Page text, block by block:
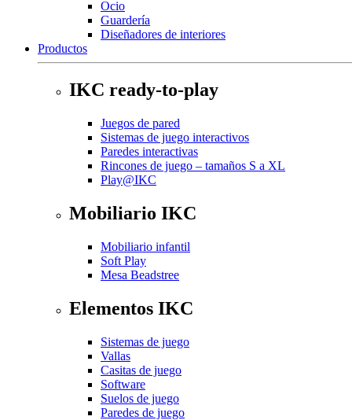
Ocio
Guardería
Diseñadores de interiores
Productos
IKC ready-to-play
Juegos de pared
Sistemas de juego interactivos
Paredes interactivas
Rincones de juego – tamaños S a XL
Play@IKC
Mobiliario IKC
Mobiliario infantil
Soft Play
Mesa Beadstree
Elementos IKC
Sistemas de juego
Vallas
Casitas de juego
Software
Suelos de juego
Paredes de juego